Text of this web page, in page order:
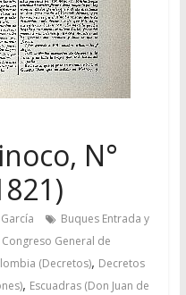
N°
Buques Entrada y
Congreso General de
(Decretos), Decretos
, Escuadras (Don Juan de